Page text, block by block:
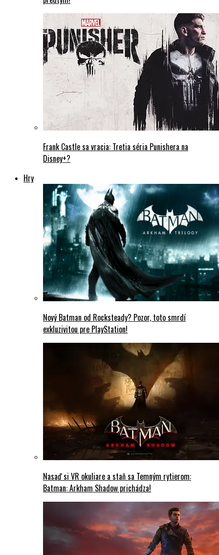
Frank Castle sa vracia: Tretia séria Punishera na
Disney+?
Hry
Nový Batman od Rocksteady? Pozor, toto smrdí
exkluzivitou pre PlayStation!
Nasaď si VR okuliare a staň sa Temným rytierom:
Batman: Arkham Shadow prichádza!